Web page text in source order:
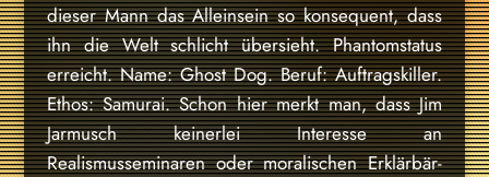
dieser Mann das Alleinsein so konsequent, dass
ihn die Welt schlicht übersieht. Phantomstatus
erreicht. Name: Ghost Dog. Beruf: Auftragskiller.
Ethos: Samurai. Schon hier merkt man, dass Jim
Jarmusch keinerlei Interesse an
Realismusseminaren oder moralischen Erklärbär-